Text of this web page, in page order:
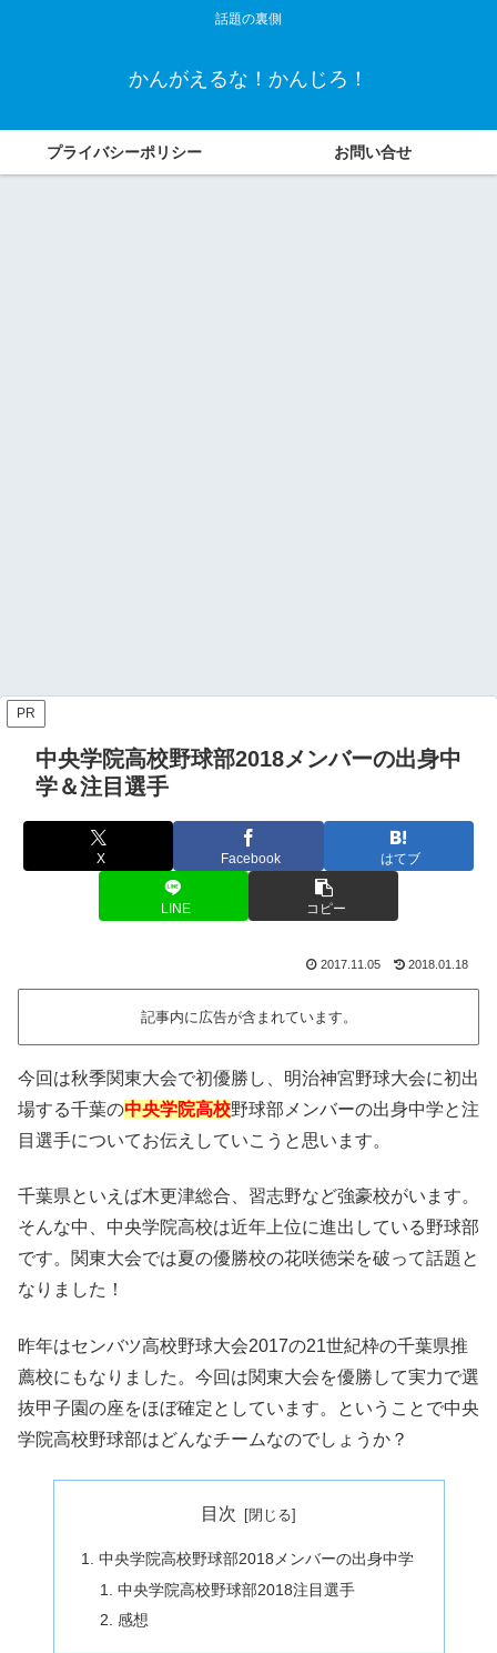
話題の裏側
かんがえるな！かんじろ！
プライバシーポリシー お問い合せ
PR
中央学院高校野球部2018メンバーの出身中
学＆注目選手
X Facebook はてブ
LINE コピー
2017.11.05 2018.01.18
記事内に広告が含まれています。
今回は秋季関東大会で初優勝し、明治神宮野球大会に初出
場する千葉の中央学院高校野球部メンバーの出身中学と注
目選手についてお伝えしていこうと思います。
千葉県といえば木更津総合、習志野など強豪校がいます。
そんな中、中央学院高校は近年上位に進出している野球部
です。関東大会では夏の優勝校の花咲徳栄を破って話題と
なりました！
昨年はセンバツ高校野球大会2017の21世紀枠の千葉県推
薦校にもなりました。今回は関東大会を優勝して実力で選
抜甲子園の座をほぼ確定としています。ということで中央
学院高校野球部はどんなチームなのでしょうか？
目次
中央学院高校野球部2018メンバーの出身中学
中央学院高校野球部2018注目選手
感想